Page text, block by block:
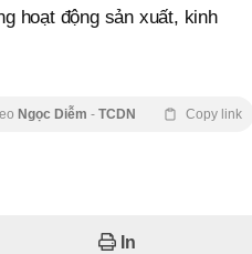
hoạt động sản xuất, kinh
Ngọc Diễm - TCDN Copy link
In